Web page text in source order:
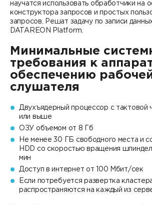
научатся использовать обработчики на
конструктора запросов и простых
запросов. Решат задачу по записи
DATAREON Platform.
Минимальные
требования к
обеспечению
слушателя
Двухъядерный процессор с тактовой
или выше
ОЗУ объемом от 8 Гб
Не менее 30 ГБ свободного места и
HDD со скоростью вращения
мин
Доступ в интернет от 100 Мбит/сек
Если потребуется развертка
распространяются на каждый из